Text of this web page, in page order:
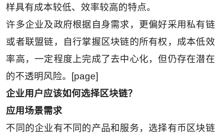
样具有成本较低、效率较高的特点。
许多企业及政府根据自身需求，更偏好采用私有链
或者联盟链，自行掌握区块链的所有权，成本低效
率高，一定程度上完成了去中心化，但仍存在潜在
的不透明风险。[page]
企业用户应该如何选择区块链？
应用场景需求
不同的企业有不同的产品和服务，选择有币区块链